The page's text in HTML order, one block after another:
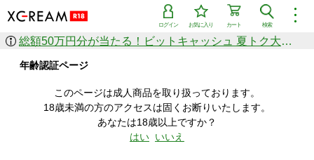
︙
検索
カート
お気に入り
ログイン
作品を探す
ジャンル
シリーズ
人気のセール中商品
新着セール中商品
すべての作品から探す
総額50万円分が当たる！ビットキャッシュ 夏トク大感謝祭
年齢認証ページ
このページは成人商品を取り扱っております。
18歳未満の方のアクセスは固くお断りいたします。
あなたは18歳以上ですか？
はい いいえ